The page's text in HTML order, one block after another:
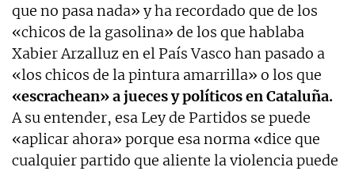
que no pasa nada» y ha recordado que de los
«chicos de la gasolina» de los que hablaba
Xabier Arzalluz en el País Vasco han pasado a
«los chicos de la pintura amarrilla» o los que
«escrachean» a jueces y políticos en Cataluña.
A su entender, esa Ley de Partidos se puede
«aplicar ahora» porque esa norma «dice que
cualquier partido que aliente la violencia puede